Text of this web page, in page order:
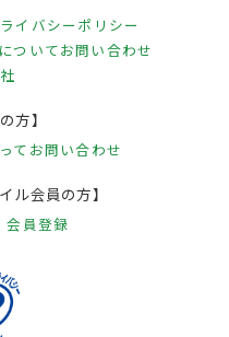
イバシーポリシー
ついてお問い合わせ
方】
て お問い合わせ
ル会員の方】
会員登録